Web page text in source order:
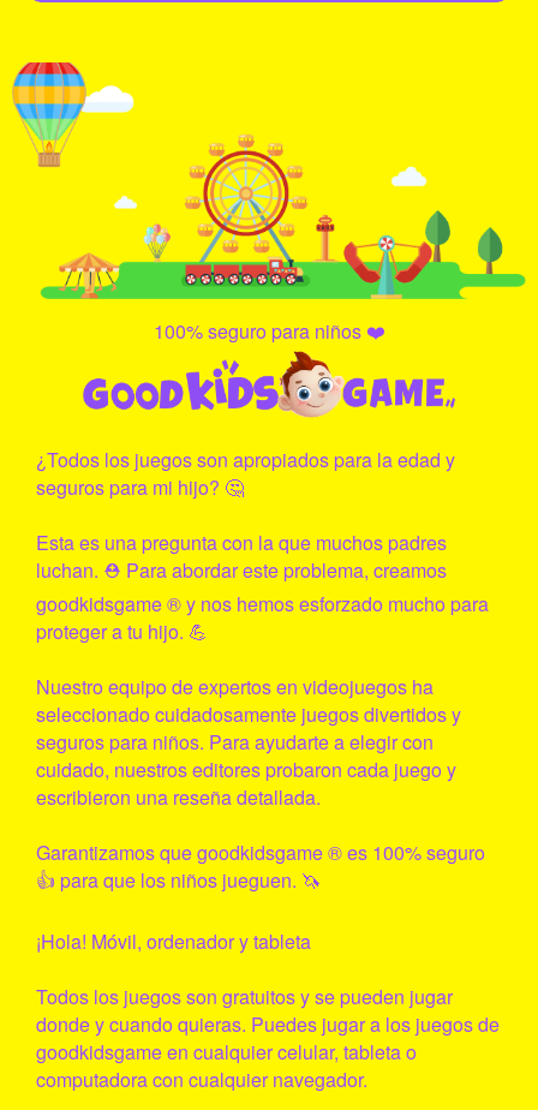
100% seguro para niños ❤️
¿Todos los juegos son apropiados para la edad y
seguros para mi hijo? 🤔
Esta es una pregunta con la que muchos padres
luchan. ⛑ Para abordar este problema, creamos
goodkidsgame® y nos hemos esforzado mucho para
proteger a tu hijo. 💪
Nuestro equipo de expertos en videojuegos ha
seleccionado cuidadosamente juegos divertidos y
seguros para niños. Para ayudarte a elegir con
cuidado, nuestros editores probaron cada juego y
escribieron una reseña detallada.
Garantizamos quegoodkidsgame® es 100% seguro
👍 para que los niños jueguen. 🦄
¡Hola! Móvil, ordenador y tableta
Todos los juegos son gratuitos y se pueden jugar
donde y cuando quieras. Puedes jugar a los juegos de
goodkidsgameen cualquier celular, tableta o
computadora con cualquier navegador.